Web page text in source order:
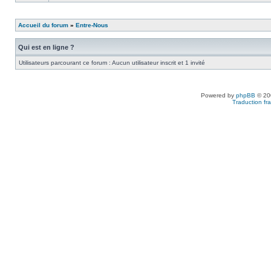
Accueil du forum » Entre-Nous
Qui est en ligne ?
Utilisateurs parcourant ce forum : Aucun utilisateur inscrit et 1 invité
Powered by phpBB ©
Traduction